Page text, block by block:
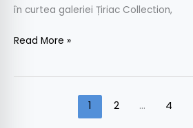
în curtea galeriei Țiriac Collection,
Read More »
1 2 … 4